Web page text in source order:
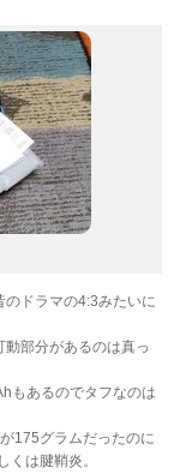
ドラマの4:3みたいに
部分があるのは真っ
もあるのでタフなのは
175グラムだったのに
は腱鞘炎。